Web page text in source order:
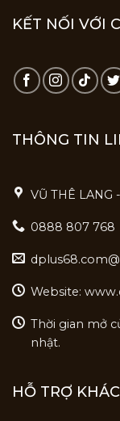
KẾT NỐI VỚI
THÔNG TIN
VŨ THÊ LANG
0888 807 768
Website:
Thời gian mở
nhật.
HỖ TRỢ